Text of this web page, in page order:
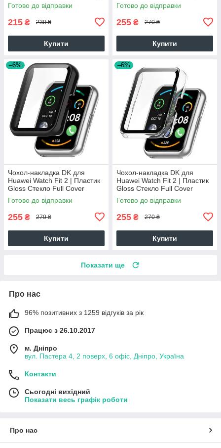
Готово до відправки
215 ₴ 230 ₴
Купити
Готово до відправки
255 ₴ 270 ₴
Купити
–6%
Чохол-накладка DK для
Huawei Watch Fit 2 | Пластик
Gloss Стекло Full Cover
(black)
Готово до відправки
255 ₴ 270 ₴
Купити
–6%
Чохол-накладка DK для
Huawei Watch Fit 2 | Пластик
Gloss Стекло Full Cover
(clear)
Готово до відправки
255 ₴ 270 ₴
Купити
Показати ще
Про нас
96% позитивних з 1259 відгуків за рік
Працює з 26.10.2017
м. Дніпро
вул. Пастера 4, 2 поверх, 6 офіс, Дніпро, Україна
Контакти
Сьогодні вихідний
Показати весь графік роботи
Про нас